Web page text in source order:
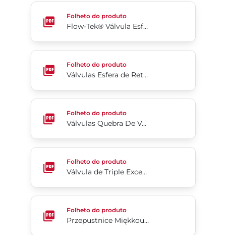
Flow-Tek® Válvula Esfera Trunnion
Folheto do produto
Flow-Tek® Válvula Esfera Trunnion
Válvulas Esfera de Retenção/Válvula Esfera de
Folheto do produto
Válvulas Esfera de Retenção/Válvula Esfera de Retenção com Isolamento Maxi-Check Slurrytuff®
Válvulas Quebra De Vácuo/Liberação De Ar
Folheto do produto
Válvulas Quebra De Vácuo/Liberação De Ar Slurrytuff® Ezi-Vac
Válvula de Triple Excentricidad Tri Lok®
Folheto do produto
Válvula de Triple Excentricidad Tri Lok®
Przepustnice Miękkouszczelniane Bray Controls
Folheto do produto
Przepustnice Miękkouszczelniane Bray Controls